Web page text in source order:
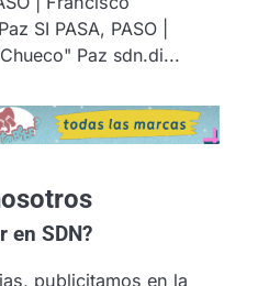
SI PASA, PASO |
Paz sdn.di...
SDN?
publicitamos en la